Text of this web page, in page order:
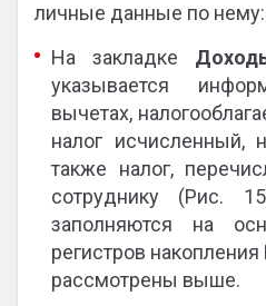
личные данные по нему:
На закладке
указывается
вычетах,
налог исчисленный,
также налог,
сотруднику (Рис.
заполняются на
регистров
рассмотрены выше.